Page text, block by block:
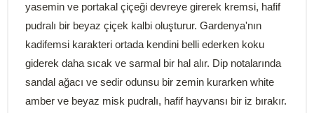
yasemin ve portakal çiçeği devreye girerek kremsi, hafif
pudralı bir beyaz çiçek kalbi oluşturur. Gardenya'nın
kadifemsi karakteri ortada kendini belli ederken koku
giderek daha sıcak ve sarmal bir hal alır. Dip notalarında
sandal ağacı ve sedir odunsu bir zemin kurarken white
amber ve beyaz misk pudralı, hafif hayvansı bir iz bırakır.